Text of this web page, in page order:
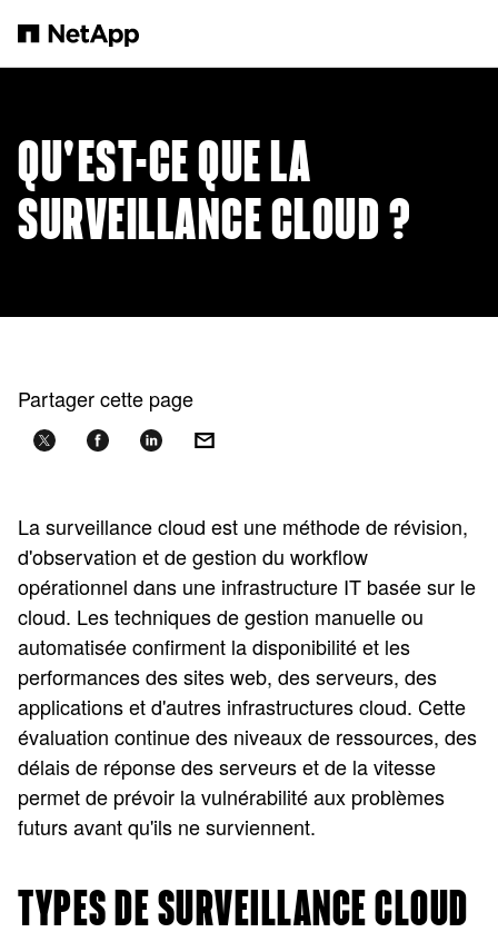
QU'EST-CE QUE LA
SURVEILLANCE CLOUD ?
Partager cette page
La surveillance cloud est une méthode de révision,
d'observation et de gestion du workflow
opérationnel dans une infrastructure IT basée sur le
cloud. Les techniques de gestion manuelle ou
automatisée confirment la disponibilité et les
performances des sites web, des serveurs, des
applications et d'autres infrastructures cloud. Cette
évaluation continue des niveaux de ressources, des
délais de réponse des serveurs et de la vitesse
permet de prévoir la vulnérabilité aux problèmes
futurs avant qu'ils ne surviennent.
TYPES DE SURVEILLANCE CLOUD